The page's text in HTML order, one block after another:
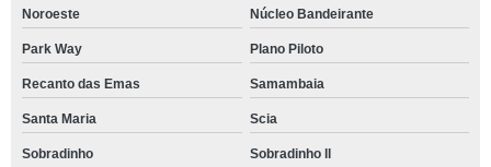
Noroeste Núcleo Bandeirante
Park Way Plano Piloto
Recanto das Emas Samambaia
Santa Maria Scia
Sobradinho Sobradinho ll